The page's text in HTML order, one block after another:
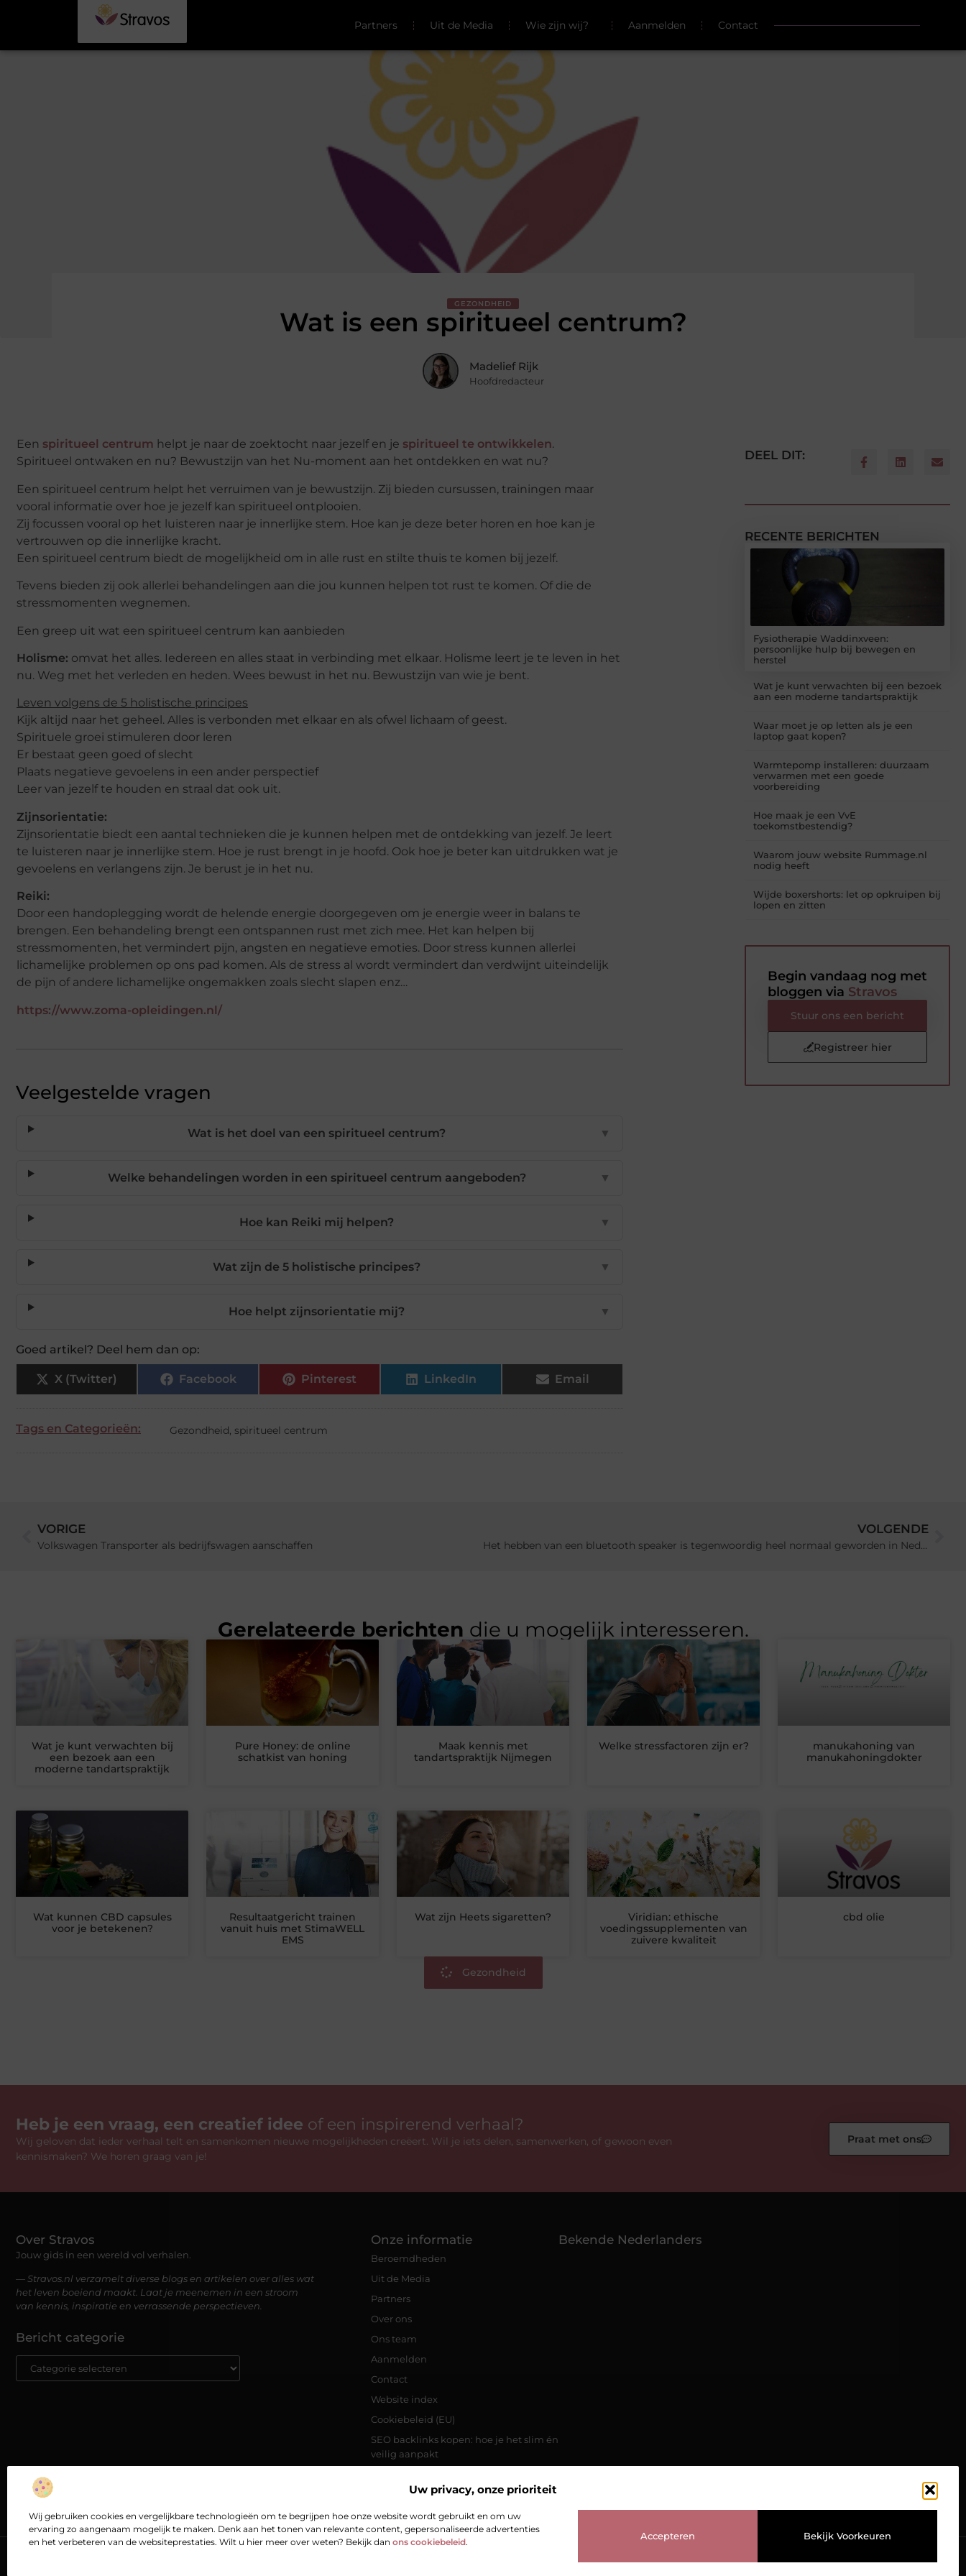
Uw privacy, onze prioriteit
Wij gebruiken cookies en vergelijkbare technologieën om te begrijpen hoe onze website wordt gebruikt en om uw
ervaring zo aangenaam mogelijk te maken. Denk aan het tonen van relevante content, gepersonaliseerde advertenties
en het verbeteren van de websiteprestaties. Wilt u hier meer over weten? Bekijk dan ons cookiebeleid. Accepteren Bekijk Voorkeuren
Partners Uit de Media Wie zijn wij? Aanmelden Contact
GEZONDHEID
Wat is een spiritueel centrum?
Madelief Rijk
Hoofdredacteur
Een spiritueel centrum helpt je naar de zoektocht naar jezelf en je spiritueel te ontwikkelen.
Spiritueel ontwaken en nu? Bewustzijn van het Nu-moment aan het ontdekken en wat nu?
Een spiritueel centrum helpt het verruimen van je bewustzijn. Zij bieden cursussen, trainingen maar
vooral informatie over hoe je jezelf kan spiritueel ontplooien.
Zij focussen vooral op het luisteren naar je innerlijke stem. Hoe kan je deze beter horen en hoe kan je
vertrouwen op die innerlijke kracht.
Een spiritueel centrum biedt de mogelijkheid om in alle rust en stilte thuis te komen bij jezelf.
Tevens bieden zij ook allerlei behandelingen aan die jou kunnen helpen tot rust te komen. Of die de
stressmomenten wegnemen.
Een greep uit wat een spiritueel centrum kan aanbieden
Holisme: omvat het alles. Iedereen en alles staat in verbinding met elkaar. Holisme leert je te leven in het
nu. Weg met het verleden en heden. Wees bewust in het nu. Bewustzijn van wie je bent.
Leven volgens de 5 holistische principes
Kijk altijd naar het geheel. Alles is verbonden met elkaar en als ofwel lichaam of geest.
Spirituele groei stimuleren door leren
Er bestaat geen goed of slecht
Plaats negatieve gevoelens in een ander perspectief
Leer van jezelf te houden en straal dat ook uit.
Zijnsorientatie:
Zijnsorientatie biedt een aantal technieken die je kunnen helpen met de ontdekking van jezelf. Je leert
te luisteren naar je innerlijke stem. Hoe je rust brengt in je hoofd. Ook hoe je beter kan uitdrukken wat je
gevoelens en verlangens zijn. Je berust je in het nu.
Reiki:
Door een handoplegging wordt de helende energie doorgegeven om je energie weer in balans te
brengen. Een behandeling brengt een ontspannen rust met zich mee. Het kan helpen bij
stressmomenten, het vermindert pijn, angsten en negatieve emoties. Door stress kunnen allerlei
lichamelijke problemen op ons pad komen. Als de stress al wordt vermindert dan verdwijnt uiteindelijk
de pijn of andere lichamelijke ongemakken zoals slecht slapen enz…
https://www.zoma-opleidingen.nl/
Veelgestelde vragen
Wat is het doel van een spiritueel centrum? ▼
Welke behandelingen worden in een spiritueel centrum aangeboden? ▼
Hoe kan Reiki mij helpen? ▼
Wat zijn de 5 holistische principes? ▼
Hoe helpt zijnsorientatie mij? ▼
Goed artikel? Deel hem dan op:
X (Twitter) Facebook Pinterest LinkedIn Email
Tags en Categorieën: Gezondheid, spiritueel centrum
DEEL DIT:
RECENTE BERICHTEN
Fysiotherapie Waddinxveen:
persoonlijke hulp bij bewegen en
herstel
Wat je kunt verwachten bij een bezoek
aan een moderne tandartspraktijk
Waar moet je op letten als je een
laptop gaat kopen?
Warmtepomp installeren: duurzaam
verwarmen met een goede
voorbereiding
Hoe maak je een VvE
toekomstbestendig?
Waarom jouw website Rummage.nl
nodig heeft
Wijde boxershorts: let op opkruipen bij
lopen en zitten
Begin vandaag nog met
bloggen via Stravos
Stuur ons een bericht
Registreer hier
VORIGE
Volkswagen Transporter als bedrijfswagen aanschaffen
VOLGENDE
Het hebben van een bluetooth speaker is tegenwoordig heel normaal geworden in Nederland
Gerelateerde berichten die u mogelijk interesseren.
Wat je kunt verwachten bij
een bezoek aan een
moderne tandartspraktijk
Pure Honey: de online
schatkist van honing
Maak kennis met
tandartspraktijk Nijmegen
Welke stressfactoren zijn er?
manukahoning van
manukahoningdokter
Wat kunnen CBD capsules
voor je betekenen?
Resultaatgericht trainen
vanuit huis met StimaWELL
EMS
Wat zijn Heets sigaretten?
Viridian: ethische
voedingssupplementen van
zuivere kwaliteit
cbd olie
Gezondheid
Heb je een vraag, een creatief idee of een inspirerend verhaal?
Wij geloven dat ieder verhaal telt en samenkomen nieuwe mogelijkheden creëert. Wil je iets delen, samenwerken, of gewoon even
kennismaken? We horen graag van je!
Praat met ons
Over Stravos
Jouw gids in een wereld vol verhalen.
— Stravos.nl verzamelt diverse blogs en artikelen over alles wat
het leven boeiend maakt. Laat je meenemen in een stroom
van kennis, inspiratie en verrassende perspectieven.
Bericht categorie
Onze informatie
Beroemdheden
Uit de Media
Partners
Over ons
Ons team
Aanmelden
Contact
Website index
Cookiebeleid (EU)
SEO backlinks kopen: hoe je het slim én
veilig aanpakt
website: zo pak je het aan
Bekende Nederlanders
All Right Reserved.